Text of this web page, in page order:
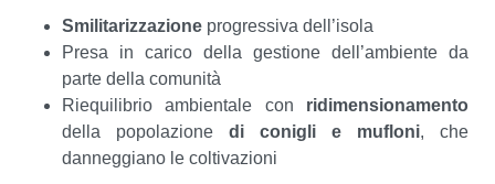
Smilitarizzazione progressiva dell’isola
Presa in carico della gestione dell’ambiente da
parte della comunità
Riequilibrio ambientale con ridimensionamento
della popolazione di conigli e mufloni, che
danneggiano le coltivazioni